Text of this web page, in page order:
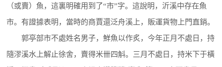
（或賣）魚，這裏明確用到了“市”字。這說明，沂溪中存在魚
市。有證據表明，當時的商賈還泛舟溪上，販運貨物上門直銷。
郭亭部市不處姓名男子，鮮魚以作炙，今年正月不處日，持
隨漻溪水上解止徐舍，賣得米卌四斛。三月不處日，持米下于橫